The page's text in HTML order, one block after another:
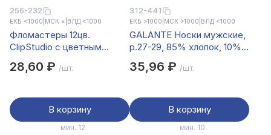
256-232
ЕКБ <1000 МСК × ВЛД <1000
Фломастеры 12цв.
ClipStudio с цветным
пенале
28,60 ₽ /шт.
В корзину
мин. 12
312-441
ЕКБ >1000 МСК >1000 ВЛД <1000
GALANTE Носки мужские,
р.27-29, 85% хлопок, 10%
разноцветные, #8
35,96 ₽ /шт.
В корзину
мин. 10